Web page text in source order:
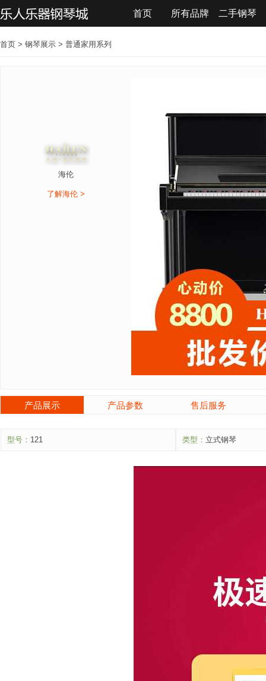
首页 所有品牌 二手钢琴
首页 > 钢琴展示 > 普通家用系列
海伦
了解海伦 >
产品展示 产品参数 售后服务
型号： 121 类型： 立式钢琴